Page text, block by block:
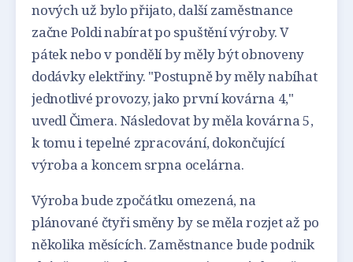
nových už bylo přijato, další zaměstnance
začne Poldi nabírat po spuštění výroby. V
pátek nebo v pondělí by měly být obnoveny
dodávky elektřiny. "Postupně by měly nabíhat
jednotlivé provozy, jako první kovárna 4,"
uvedl Čimera. Následovat by měla kovárna 5,
k tomu i tepelné zpracování, dokončující
výroba a koncem srpna ocelárna.
Výroba bude zpočátku omezená, na
plánované čtyři směny by se měla rozjet až po
několika měsících. Zaměstnance bude podnik